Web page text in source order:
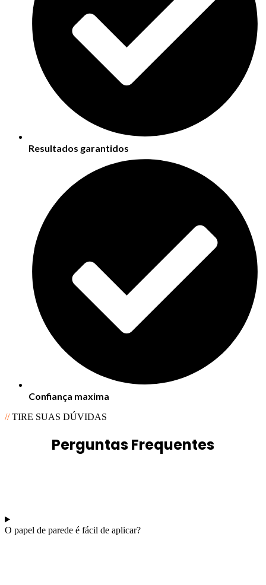
Resultados garantidos
Confiança maxima
//TIRE SUAS DÚVIDAS
Perguntas Frequentes
O papel de parede é fácil de aplicar?